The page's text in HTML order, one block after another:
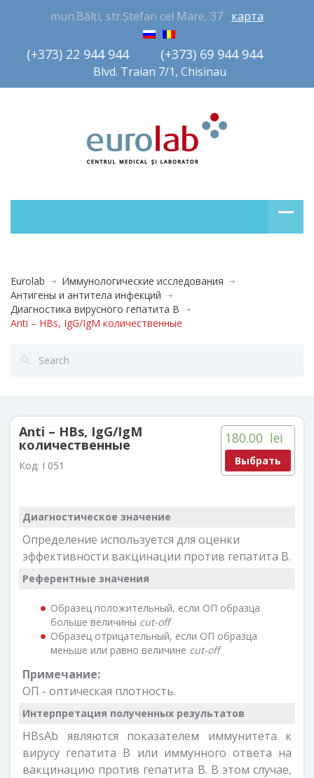
mun.Bălți, str.Ștefan cel Mare, 37 карта
(+373) 22 944 944         (+373) 69 944 944
Blvd. Traian 7/1, Chisinau
Eurolab
Иммунологические исследования
Антигены и антитела инфекций
Диагностика вирусного гепатита B
Anti – HBs, IgG/IgM количественные
180.00 lei
Выбрать
Anti – HBs, IgG/IgM
количественные
Код: I 051
Диагностическое значение
Определение используется для оценки
эффективности вакцинации против гепатита В.
Референтные значения
Образец положительный, если ОП образца
больше величины cut-off
Образец отрицательный, если ОП образца
меньше или равно величине cut-off
Примечание:
ОП - оптическая плотность.
Интерпретация полученных результатов
HBsAb являются показателем иммунитета к
вирусу гепатита В или иммунного ответа на
вакцинацию против гепатита В. В этом случае,